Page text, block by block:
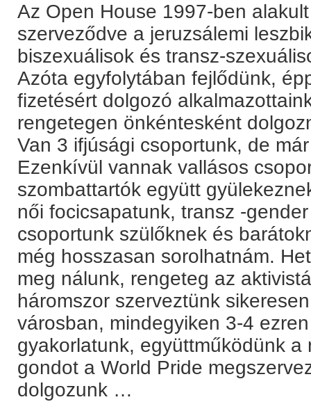
Az Open House 1997-ben
szerveződve a jeruzsálemi
biszexuálisok és transz-
Azóta egyfolytában fejlődünk,
fizetésért dolgozó
rengetegen önkéntesként
Van 3 ifjúsági csoportunk, de
Ezenkívül vannak vallásos
szombattartók együtt
női focicsapatunk, transz -
csoportunk szülőknek és
még hosszasan sorolhatnám.
meg nálunk, rengeteg az
háromszor szerveztünk
városban, mindegyiken 3-4
gyakorlatunk, együttműködünk
gondot a World Pride
dolgozunk …